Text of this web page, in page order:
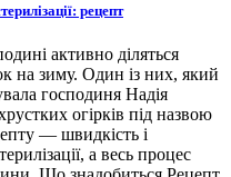
рецепт
активно діляться
на зиму. Один із них, який
господиня Надія
огірків під назвою
— швидкість і
а весь процес